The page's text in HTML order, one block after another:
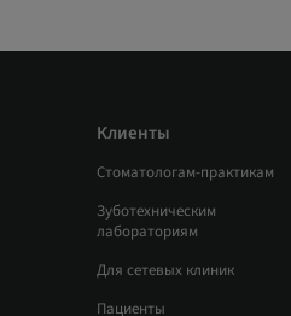
Клиенты
Стоматологам-практикам
Зуботехническим
лабораториям
Для сетевых клиник
Пациенты